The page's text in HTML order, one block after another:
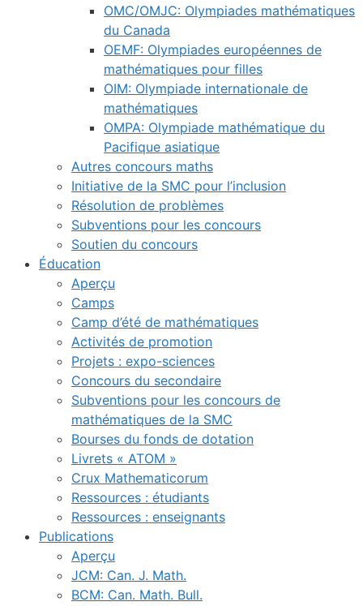
OMC/OMJC: Olympiades mathématiques
du Canada
OEMF: Olympiades européennes de
mathématiques pour filles
OIM: Olympiade internationale de
mathématiques
OMPA: Olympiade mathématique du
Pacifique asiatique
Autres concours maths
Initiative de la SMC pour l’inclusion
Résolution de problèmes
Subventions pour les concours
Soutien du concours
Éducation
Aperçu
Camps
Camp d’été de mathématiques
Activités de promotion
Projets : expo-sciences
Concours du secondaire
Subventions pour les concours de
mathématiques de la SMC
Bourses du fonds de dotation
Livrets « ATOM »
Crux Mathematicorum
Ressources : étudiants
Ressources : enseignants
Publications
Aperçu
JCM: Can. J. Math.
BCM: Can. Math. Bull.